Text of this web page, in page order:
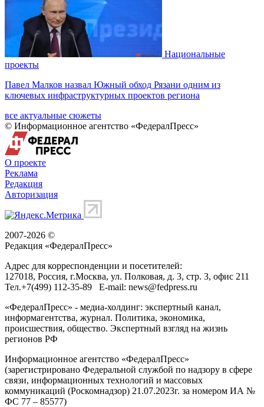
Национальные
проекты
Павел Малков назвал Южный обход Рязани одним из
ключевых инфраструктурных проектов региона
все актуальные сюжеты
© Информационное агентство «ФедералПресс»
О проекте
Реклама
Редакция
Авторизация
2007-2026 ©
Редакция «ФедералПресс»
Адрес для корреспонденции и посетителей:
127018, Россия, г.Москва, ул. Полковая, д. 3, стр. 3, офис 211
Тел.+7(499) 112-35-89 E-mail: news@fedpress.ru
«ФедералПресс» - медиа-холдинг: экспертный канал,
информагентства, журнал. Политика, экономика,
происшествия, общество. Экспертный взгляд на жизнь
регионов РФ
Информационное агентство «ФедералПресс»
(зарегистрировано Федеральной службой по надзору в сфере
связи, информационных технологий и массовых
коммуникаций (Роскомнадзор) 21.07.2023г. за номером ИА №
ФС 77 – 85577)